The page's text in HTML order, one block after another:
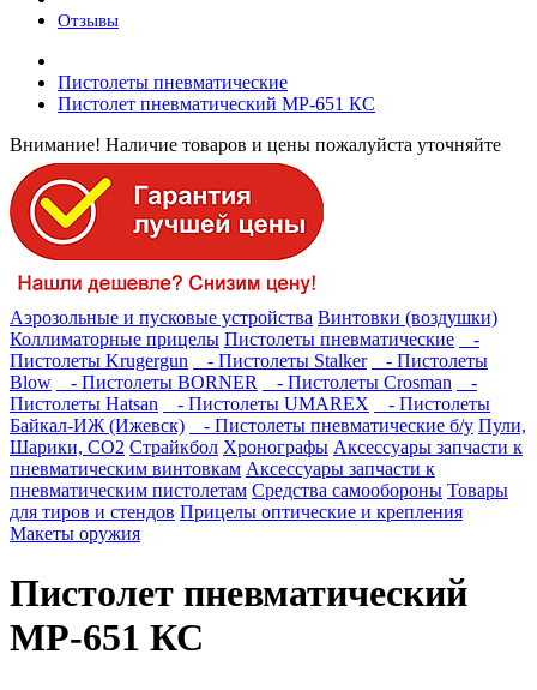
Отзывы
Пистолеты пневматические
Пистолет пневматический МР-651 КС
Внимание! Наличие товаров и цены пожалуйста уточняйте
Аэрозольные и пусковые устройства Винтовки (воздушки)
Коллиматорные прицелы Пистолеты пневматические
-
Пистолеты Krugergun
- Пистолеты Stalker
- Пистолеты
Blow
- Пистолеты BORNER - Пистолеты Crosman
-
Пистолеты Hatsan
- Пистолеты UMAREX
- Пистолеты
Байкал-ИЖ (Ижевск)
- Пистолеты пневматические б/у Пули,
Шарики, СО2 Страйкбол Хронографы Аксессуары запчасти к
пневматическим винтовкам Аксессуары запчасти к
пневматическим пистолетам Средства самообороны Товары
для тиров и стендов Прицелы оптические и крепления
Макеты оружия
Пистолет пневматический
МР-651 КС